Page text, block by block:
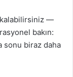
—
bakın:
sonu biraz daha